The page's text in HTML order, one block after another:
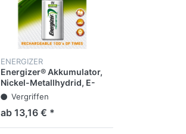
ENERGIZER
Energizer® Akkumulator,
Nickel-Metallhydrid, E-
Block, 9V-Block, HR22, 9
V, 175 mAh
Vergriffen
ab 13,16 € *